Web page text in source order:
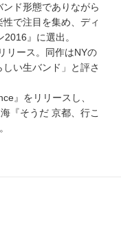
ド形態でありながら
で注目を集め、ディ
』に選出。
リース。同作はNYの
い生バンド」と評さ
』をリリースし、
『そうだ 京都、行こ